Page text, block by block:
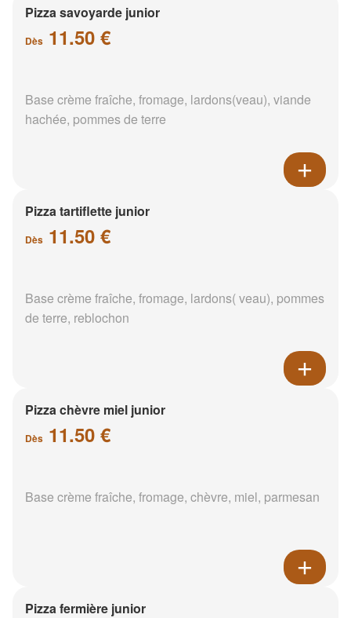
Pizza savoyarde junior
Dès 11.50 €
Base crème fraîche, fromage, lardons(veau), viande
hachée, pommes de terre
Pizza tartiflette junior
Dès 11.50 €
Base crème fraîche, fromage, lardons( veau), pommes
de terre, reblochon
Pizza chèvre miel junior
Dès 11.50 €
Base crème fraîche, fromage, chèvre, miel, parmesan
Pizza fermière junior